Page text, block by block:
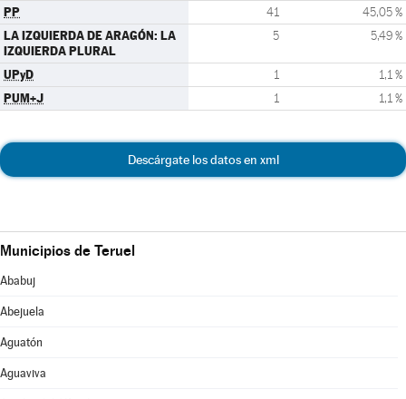
PP 41 45,05 %
LA IZQUIERDA DE ARAGÓN: LA
IZQUIERDA PLURAL
5 5,49 %
UPyD 1 1,1 %
PUM+J 1 1,1 %
Descárgate los datos en xml
Municipios de Teruel
Ababuj
Abejuela
Aguatón
Aguaviva